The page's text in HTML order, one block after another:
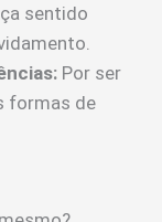
sentido
Por ser
formas de